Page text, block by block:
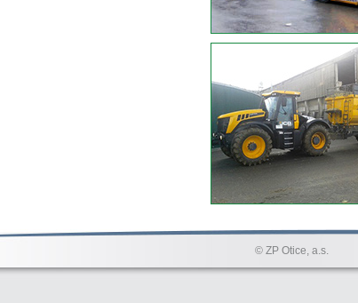
© ZP Otice, a.s.